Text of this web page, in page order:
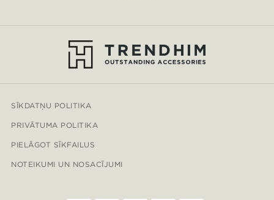
SĪKDATŅU POLITIKA
PRIVĀTUMA POLITIKA
PIELĀGOT SĪKFAILUS
NOTEIKUMI UN NOSACĪJUMI